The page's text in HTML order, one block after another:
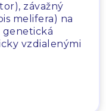
závažný
melifera) na
genetická
vzdialenými